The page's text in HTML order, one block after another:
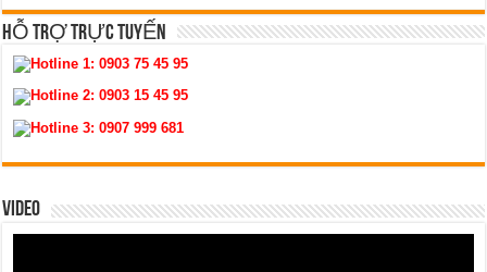
HỖ TRỢ TRỰC TUYẾN
Hotline 1:0903 75 45 95
Hotline 2:0903 15 45 95
Hotline 3:0907 999 681
VIDEO